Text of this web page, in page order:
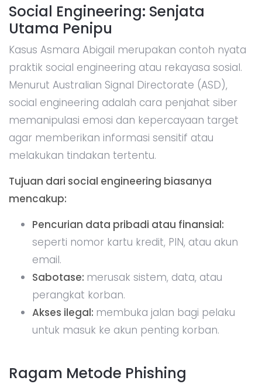
Social Engineering: Senjata
Utama Penipu
Kasus Asmara Abigail merupakan contoh nyata
praktik social engineering atau rekayasa sosial.
Menurut Australian Signal Directorate (ASD),
social engineering adalah cara penjahat siber
memanipulasi emosi dan kepercayaan target
agar memberikan informasi sensitif atau
melakukan tindakan tertentu.
Tujuan dari social engineering biasanya
mencakup:
Pencurian data pribadi atau finansial:
seperti nomor kartu kredit, PIN, atau akun
email.
Sabotase: merusak sistem, data, atau
perangkat korban.
Akses ilegal: membuka jalan bagi pelaku
untuk masuk ke akun penting korban.
Ragam Metode Phishing